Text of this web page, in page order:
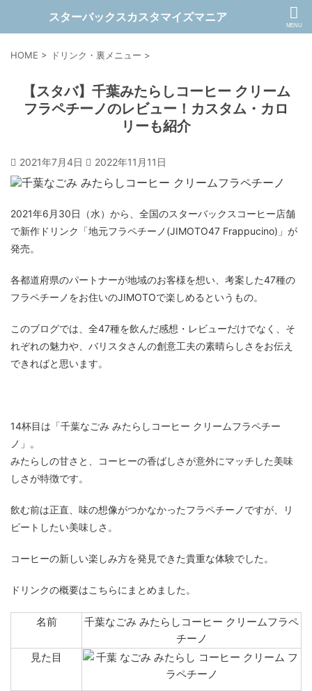
スターバックスカスタマイズマニア
HOME > ドリンク・裏メニュー >
【スタバ】千葉みたらしコーヒー クリーム
フラペチーノのレビュー！カスタム・カロ
リーも紹介
2021年7月4日 2022年11月11日
2021年6月30日（水）から、全国のスターバックスコーヒー店舗
で新作ドリンク「地元フラペチーノ(JIMOTO47 Frappucino)」が
発売。
各都道府県のパートナーが地域のお客様を想い、考案した47種の
フラペチーノをお住いのJIMOTOで楽しめるというもの。
このブログでは、全47種を飲んだ感想・レビューだけでなく、そ
れぞれの魅力や、バリスタさんの創意工夫の素晴らしさをお伝え
できればと思います。
14杯目は「千葉なごみ みたらしコーヒー クリームフラペチー
ノ」。
みたらしの甘さと、コーヒーの香ばしさが意外にマッチした美味
しさが特徴です。
飲む前は正直、味の想像がつかなかったフラペチーノですが、リ
ピートしたい美味しさ。
コーヒーの新しい楽しみ方を発見できた貴重な体験でした。
ドリンクの概要はこちらにまとめました。
名前
千葉なごみ みたらしコーヒー クリームフラペ
チーノ
見た目